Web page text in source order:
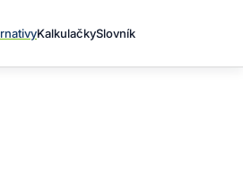
KalkulačkySlovník